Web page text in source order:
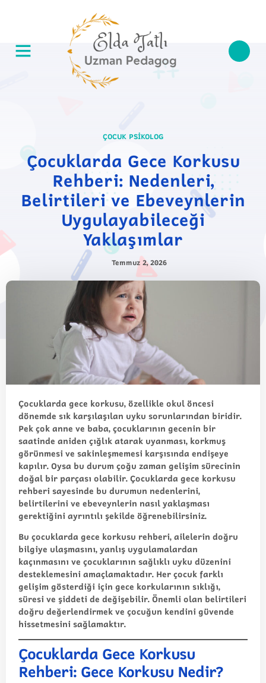
ÇOCUK PSIKOLOG
Çocuklarda Gece Korkusu
Rehberi: Nedenleri,
Belirtileri ve Ebeveynlerin
Uygulayabileceği
Yaklaşımlar
Temmuz 2, 2026
Çocuklarda gece korkusu, özellikle okul öncesi
dönemde sık karşılaşılan uyku sorunlarından biridir.
Pek çok anne ve baba, çocuklarının gecenin bir
saatinde aniden çığlık atarak uyanması, korkmuş
görünmesi ve sakinleşmemesi karşısında endişeye
kapılır. Oysa bu durum çoğu zaman gelişim sürecinin
doğal bir parçası olabilir. Çocuklarda gece korkusu
rehberi sayesinde bu durumun nedenlerini,
belirtilerini ve ebeveynlerin nasıl yaklaşması
gerektiğini ayrıntılı şekilde öğrenebilirsiniz.
Bu çocuklarda gece korkusu rehberi, ailelerin doğru
bilgiye ulaşmasını, yanlış uygulamalardan
kaçınmasını ve çocuklarının sağlıklı uyku düzenini
desteklemesini amaçlamaktadır. Her çocuk farklı
gelişim gösterdiği için gece korkularının sıklığı,
süresi ve şiddeti de değişebilir. Önemli olan belirtileri
doğru değerlendirmek ve çocuğun kendini güvende
hissetmesini sağlamaktır.
Çocuklarda Gece Korkusu
Rehberi: Gece Korkusu Nedir?